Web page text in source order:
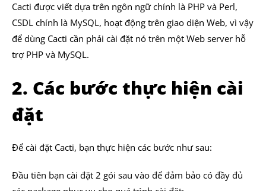
Cacti được viết dựa trên ngôn ngữ chính là PHP và Perl,
CSDL chính là MySQL, hoạt động trên giao diện Web, vì vậy
để dùng Cacti cần phải cài đặt nó trên một Web server hỗ
trợ PHP và MySQL.
2. Các bước thực hiện cài
đặt
Để cài đặt Cacti, bạn thực hiện các bước như sau:
Đầu tiên bạn cài đặt 2 gói sau vào để đảm bảo có đầy đủ